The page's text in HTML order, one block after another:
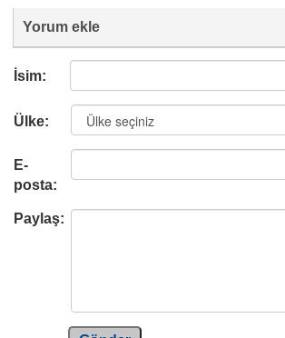
Yorum ekle
İsim:
Ülke:
E-
posta:
Paylaş: